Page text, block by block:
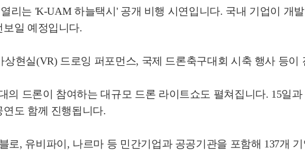
리는 'K-UAM 하늘택시' 공개 비행 시연입니다. 국내 기업이 개
일 예정입니다.
현실(VR) 드로잉 퍼포먼스, 국제 드론축구대회 시축 행사 등이
의 드론이 참여하는 대규모 드론 라이트쇼도 펼쳐집니다. 15일
도 함께 진행됩니다.
로, 유비파이, 나르마 등 민간기업과 공공기관을 포함해 137개